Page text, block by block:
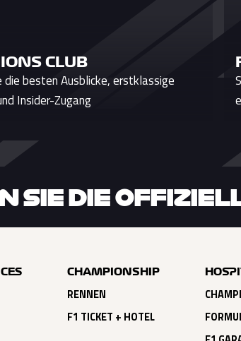
CLUB
die besten Ausblicke, erstklassige
Insider-Zugang
SIE DIE
CHAMPIONSHIP
RENNEN
F1 TICKET + HOTEL